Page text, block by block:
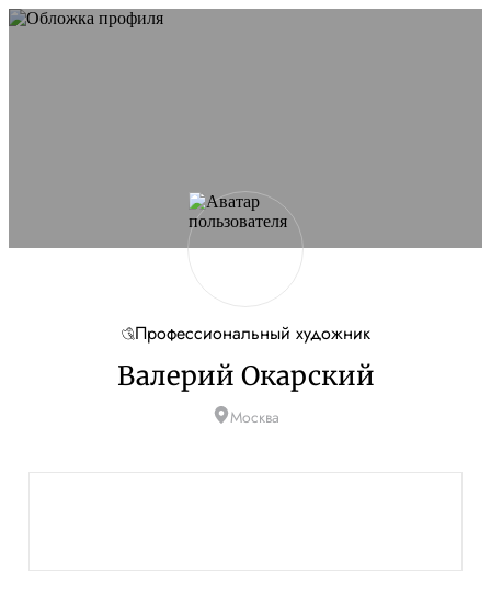
Профессиональный художник
Валерий Окарский
Москва